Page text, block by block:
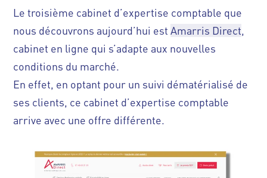
Le troisième cabinet d’expertise comptable que
nous découvrons aujourd’hui estAmarris Direct,
cabinet en ligne qui s’adapte aux nouvelles
conditions du marché.
En effet, en optant pour un suivi dématérialisé de
ses clients, ce cabinet d’expertise comptable
arrive avec une offre différente.